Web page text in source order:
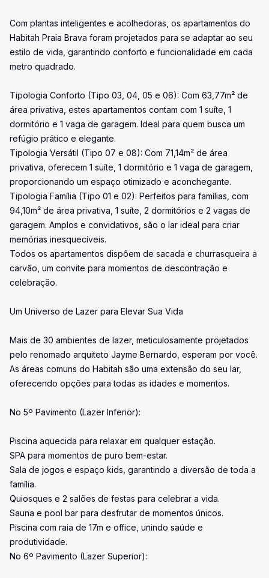
Com plantas inteligentes e acolhedoras, os apartamentos do
Habitah Praia Brava foram projetados para se adaptar ao seu
estilo de vida, garantindo conforto e funcionalidade em cada
metro quadrado.
Tipologia Conforto (Tipo 03, 04, 05 e 06): Com 63,77m² de
área privativa, estes apartamentos contam com 1 suíte, 1
dormitório e 1 vaga de garagem. Ideal para quem busca um
refúgio prático e elegante.
Tipologia Versátil (Tipo 07 e 08): Com 71,14m² de área
privativa, oferecem 1 suíte, 1 dormitório e 1 vaga de garagem,
proporcionando um espaço otimizado e aconchegante.
Tipologia Família (Tipo 01 e 02): Perfeitos para famílias, com
94,10m² de área privativa, 1 suíte, 2 dormitórios e 2 vagas de
garagem. Amplos e convidativos, são o lar ideal para criar
memórias inesquecíveis.
Todos os apartamentos dispõem de sacada e churrasqueira a
carvão, um convite para momentos de descontração e
celebração.
Um Universo de Lazer para Elevar Sua Vida
Mais de 30 ambientes de lazer, meticulosamente projetados
pelo renomado arquiteto Jayme Bernardo, esperam por você.
As áreas comuns do Habitah são uma extensão do seu lar,
oferecendo opções para todas as idades e momentos.
No 5º Pavimento (Lazer Inferior):
Piscina aquecida para relaxar em qualquer estação.
SPA para momentos de puro bem-estar.
Sala de jogos e espaço kids, garantindo a diversão de toda a
família.
Quiosques e 2 salões de festas para celebrar a vida.
Sauna e pool bar para desfrutar de momentos únicos.
Piscina com raia de 17m e office, unindo saúde e
produtividade.
No 6º Pavimento (Lazer Superior):